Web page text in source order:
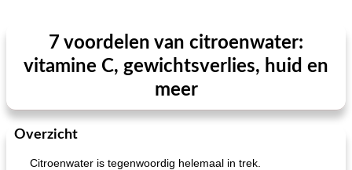
7 voordelen van citroenwater:
vitamine C, gewichtsverlies, huid en
meer
Overzicht
Citroenwater is tegenwoordig helemaal in trek.